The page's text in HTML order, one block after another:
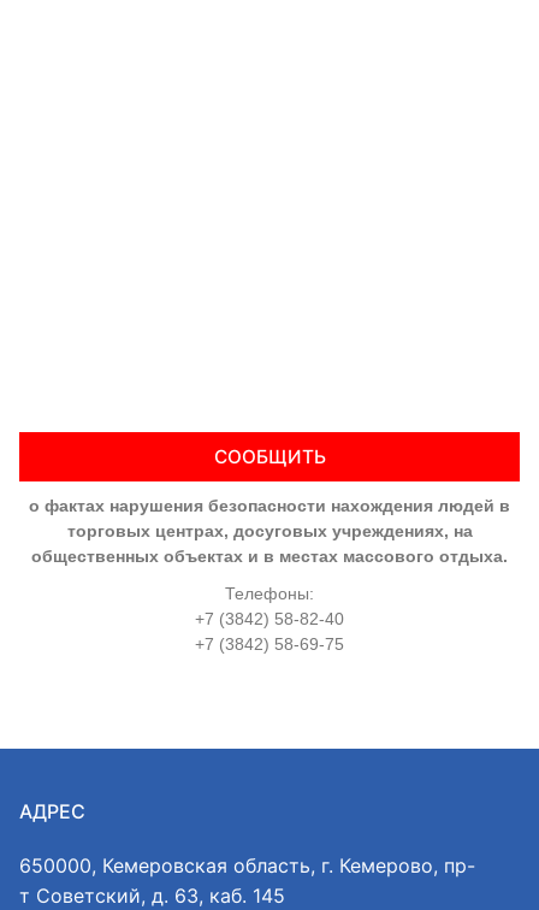
СООБЩИТЬ
о фактах нарушения безопасности нахождения людей в
торговых центрах, досуговых учреждениях, на
общественных объектах и в местах массового отдыха.
Телефоны:
+7 (3842) 58-82-40
+7 (3842) 58-69-75
АДРЕС
650000, Кемеровская область, г. Кемерово, пр-
т Советский, д. 63, каб. 145